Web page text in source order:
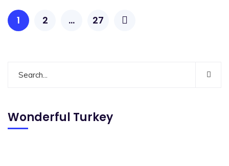
1 2 … 27
Wonderful Turkey